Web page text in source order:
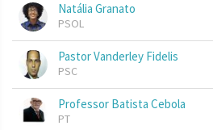
Natália Granato
PSOL
Pastor Vanderley Fidelis
PSC
Professor Batista Cebola
PT